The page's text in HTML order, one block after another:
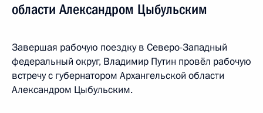
области Александром Цыбульским
Завершая рабочую поездку в Северо-Западный
федеральный округ, Владимир Путин провёл рабочую
встречу с губернатором Архангельской области
Александром Цыбульским.